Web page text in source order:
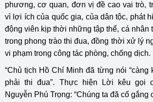
phương, cơ quan, đơn vị đề cao vai trò,
vì lợi ích của quốc gia, của dân tộc, phát
động viên kịp thời những tập thể, cá nhân
trong phong trào thi đua, đồng thời xử lý
vi phạm trong công tác phòng, chống dịch.
“Chủ tịch Hồ Chí Minh đã từng nói “càng
phải thi đua”. Thực hiện Lời kêu gọi
Nguyễn Phú Trọng: “Chúng ta đã cố gắng